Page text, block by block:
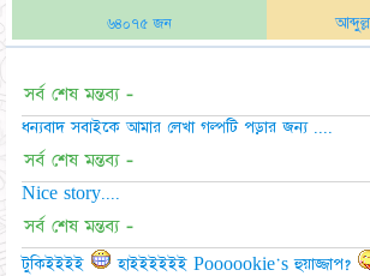
৬৪০৭৫ জন
সর্ব শেষ মন্তব্য -
ধন্যবাদ সবাইকে আমার লেখা গল্পটি পড়ার জন্য ....
সর্ব শেষ মন্তব্য -
Nice story....
সর্ব শেষ মন্তব্য -
টুকিইইইই হাইইইইইই Poooookie's হুয়াজ্জাপ?